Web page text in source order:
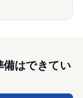
備はできてい